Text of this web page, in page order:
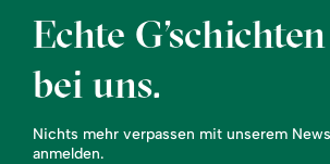
Echte
bei uns.
Nichts mehr verpassen mit unserem
anmelden.